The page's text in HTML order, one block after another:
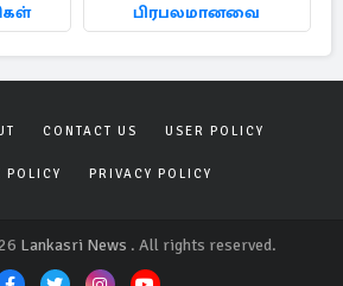
பிரபலமானவை
CONTACT US USER POLICY
POLICY PRIVACY POLICY
Lankasri News . All rights reserved.